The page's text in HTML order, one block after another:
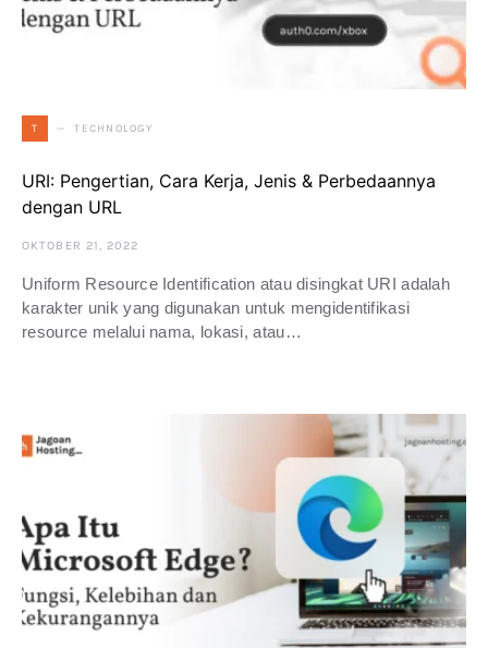
T TECHNOLOGY
URI: Pengertian, Cara Kerja, Jenis & Perbedaannya
dengan URL
OKTOBER 21, 2022
Uniform Resource Identification atau disingkat URI adalah
karakter unik yang digunakan untuk mengidentifikasi
resource melalui nama, lokasi, atau…